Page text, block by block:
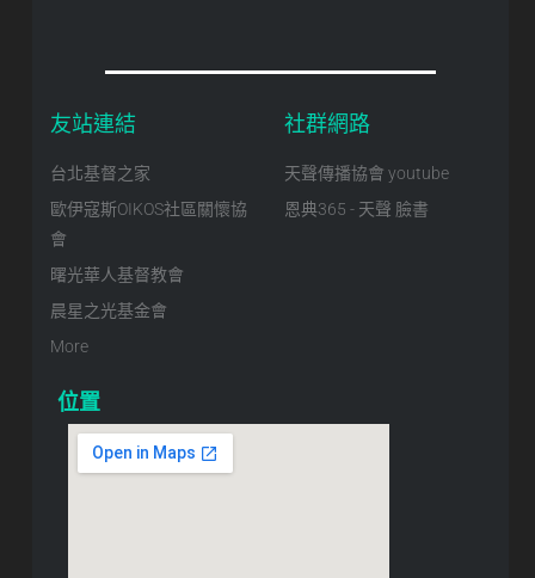
友站連結
台北基督之家
歐伊寇斯OIKOS社區關懷協
會
曙光華人基督教會
晨星之光基金會
More
社群網路
天聲傳播協會 youtube
恩典365 - 天聲 臉書
位置